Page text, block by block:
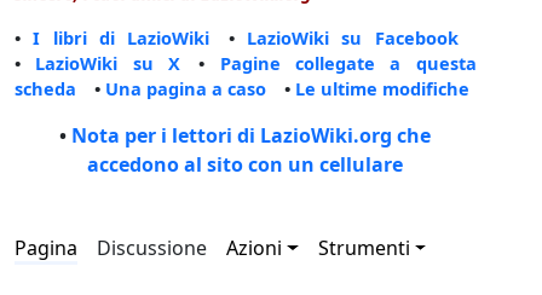
•I libri di LazioWiki • LazioWiki su Facebook
• LazioWiki su X • Pagine collegate a questa
scheda • Una pagina a caso • Le ultime modifiche
• Nota per i lettori di LazioWiki.org che
accedono al sito con un cellulare
Pagina Discussione Azioni Strumenti